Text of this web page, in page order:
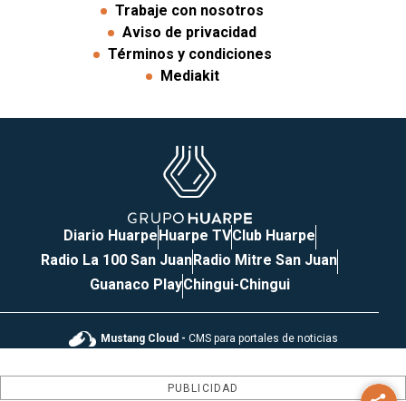
Trabaje con nosotros
Aviso de privacidad
Términos y condiciones
Mediakit
Diario HuarpeHuarpe TVClub Huarpe
Radio La 100 San JuanRadio Mitre San Juan
Guanaco PlayChingui-Chingui
Mustang Cloud - CMS para portales de noticias
PUBLICIDAD